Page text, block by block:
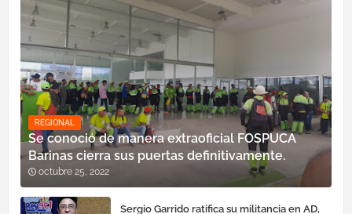
REGIONAL
Se conoció de manera extraoficial FOSPUCA
Barinas cierra sus puertas definitivamente.
octubre 25, 2022
Sergio Garrido ratifica su militancia en AD,